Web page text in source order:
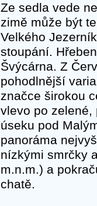
Ze sedla vede
zimě může být
Velkého
stoupání.
Švýcárna. Z
pohodlnější
značce širokou
vlevo po zelené,
úseku pod
panoráma
nízkými smrčky
m.n.m.) a
chatě.